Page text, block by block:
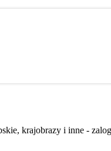
krajobrazy i inne -